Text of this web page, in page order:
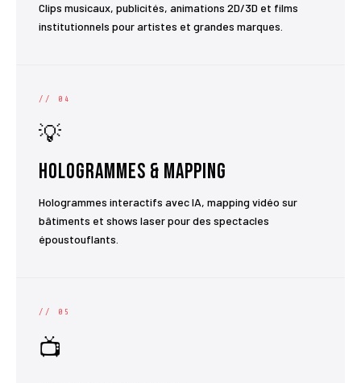
Clips musicaux, publicités, animations 2D/3D et films
institutionnels pour artistes et grandes marques.
// 04
💡
Hologrammes & Mapping
Hologrammes interactifs avec IA, mapping vidéo sur
bâtiments et shows laser pour des spectacles
époustouflants.
// 05
📺